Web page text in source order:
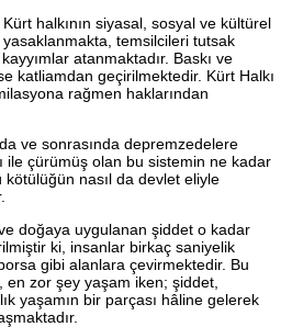
halkının siyasal, sosyal ve kültürel
yasaklanmakta, temsilcileri tutsak
atanmaktadır. Baskı ve
katliamdan geçirilmektedir. Kürt Halkı
rağmen haklarından
ve sonrasında depremzedelere
ile çürümüş olan bu sistemin ne kadar
nasıl da devlet eliyle
doğaya uygulanan şiddet o kadar
ki, insanlar birkaç saniyelik
gibi alanlara çevirmektedir. Bu
zor şey yaşam iken; şiddet,
yaşamın bir parçası hâline gelerek